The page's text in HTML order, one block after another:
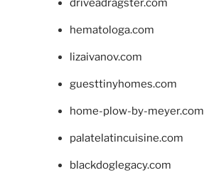
driveadragster.com
hematologa.com
lizaivanov.com
guesttinyhomes.com
home-plow-by-meyer.com
palatelatincuisine.com
blackdoglegacy.com